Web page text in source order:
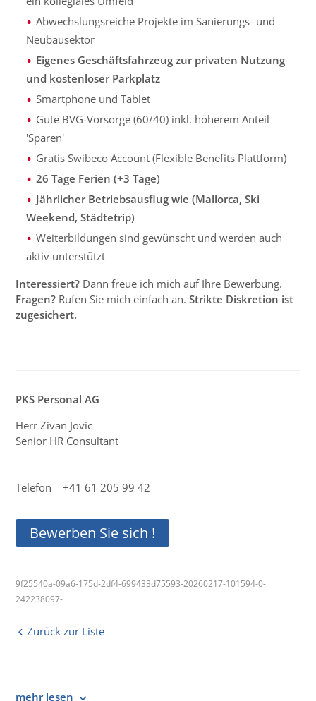
Abwechslungsreiche Projekte im Sanierungs- und
Neubausektor
Eigenes Geschäftsfahrzeug zur privaten Nutzung
und kostenloser Parkplatz
Smartphone und Tablet
Gute BVG-Vorsorge (60/40) inkl. höherem Anteil
'Sparen'
Gratis Swibeco Account (Flexible Benefits Plattform)
26 Tage Ferien (+3 Tage)
Jährlicher Betriebsausflug wie (Mallorca, Ski
Weekend, Städtetrip)
Weiterbildungen sind gewünscht und werden auch
aktiv unterstützt
Interessiert? Dann freue ich mich auf Ihre Bewerbung.
Fragen? Rufen Sie mich einfach an.Strikte Diskretion ist
zugesichert.
PKS Personal AG
Herr Zivan Jovic
Senior HR Consultant
Telefon +41 61 205 99 42
Bewerben Sie sich !
9f25540a-09a6-175d-2df4-699433d75593-20260217-101594-0-
242238097-
Zurück zur Liste
mehr lesen